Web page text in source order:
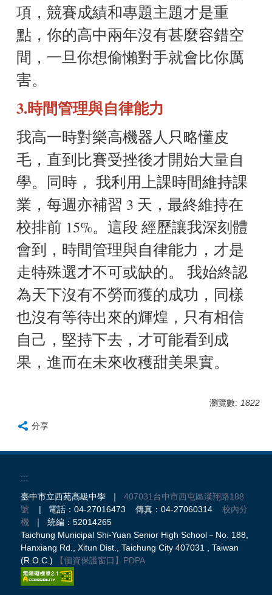
項，競賽成績和專題主題才是重
點，你的高中兩年沒有甚麼容錯空
間，一旦你想偷懶對手就會比你厲
害。
3.時間管理與自律能力
我高一時對樂高機器人只略懂皮
毛，直到比賽受挫後才開始大量自
學。同時， 我利用上課時間維持課
業，每週亦補習 3 天，最終維持在
校排前 15%。這段 經歷讓我深刻體
會到，時間管理與自律能力，才是
走特殊選才不可或缺的。 我始終認
為天下沒有不勞而獲的成功，同樣
也沒有等待出來的輝煌，只有相信
自己，堅持下去，才可能看到成
果，進而在未來收穫甜美果實。
瀏覽數: 1822
分享
:::
臺中市立西苑高級中學 ｜ 407031台中市西屯區漢翔路188
號 | 電話：04-27016473 傳真：04-27060314 校內分
機 ｜ 統編：52014265
Taichung Municipal Shi-Yuan Senior High School－No. 188,
Hanxiang Rd., Xitun Dist., Taichung City 407031 , Taiwan
(R.O.C.)
【個資保護窗口】 PDPA